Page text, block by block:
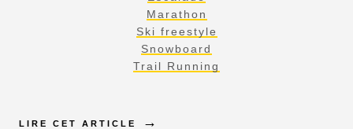
Marathon
Ski freestyle
Snowboard
Trail Running
LIRE CET ARTICLE